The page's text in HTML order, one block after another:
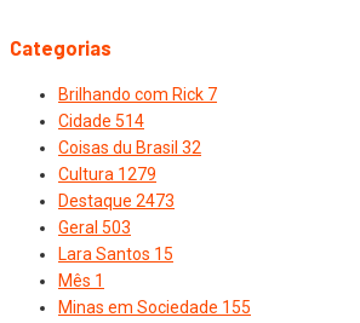
Categorias
Brilhando com Rick 7
Cidade 514
Coisas du Brasil 32
Cultura 1279
Destaque 2473
Geral 503
Lara Santos 15
Mês 1
Minas em Sociedade 155